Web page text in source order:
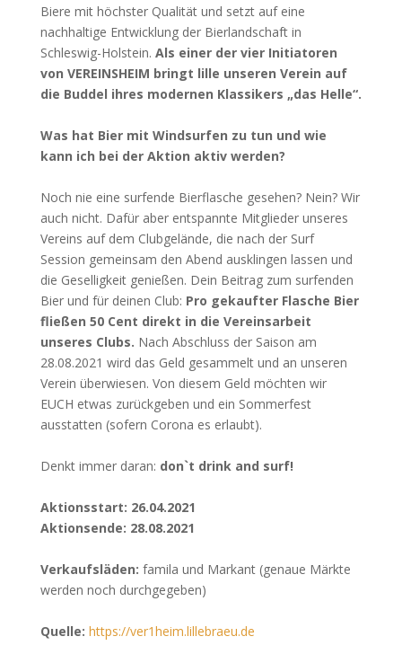
Biere mit höchster Qualität und setzt auf eine
nachhaltige Entwicklung der Bierlandschaft in
Schleswig-Holstein. Als einer der vier Initiatoren
von VEREINSHEIM bringt lille unseren Verein auf
die Buddel ihres modernen Klassikers „das Helle“.
Was hat Bier mit Windsurfen zu tun und wie
kann ich bei der Aktion aktiv werden?
Noch nie eine surfende Bierflasche gesehen? Nein? Wir
auch nicht. Dafür aber entspannte Mitglieder unseres
Vereins auf dem Clubgelände, die nach der Surf
Session gemeinsam den Abend ausklingen lassen und
die Geselligkeit genießen. Dein Beitrag zum surfenden
Bier und für deinen Club: Pro gekaufter Flasche Bier
fließen 50 Cent direkt in die Vereinsarbeit
unseres Clubs. Nach Abschluss der Saison am
28.08.2021 wird das Geld gesammelt und an unseren
Verein überwiesen. Von diesem Geld möchten wir
EUCH etwas zurückgeben und ein Sommerfest
ausstatten (sofern Corona es erlaubt).
Denkt immer daran: don`t drink and surf!
Aktionsstart: 26.04.2021
Aktionsende: 28.08.2021
Verkaufsläden: famila und Markant (genaue Märkte
werden noch durchgegeben)
Quelle: https://ver1heim.lillebraeu.de